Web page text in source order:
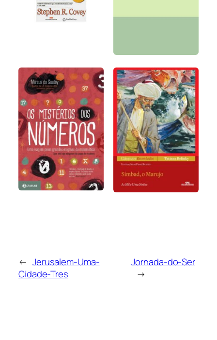
← Jerusalem-Uma-
Cidade-Tres
Jornada-do-Ser
→